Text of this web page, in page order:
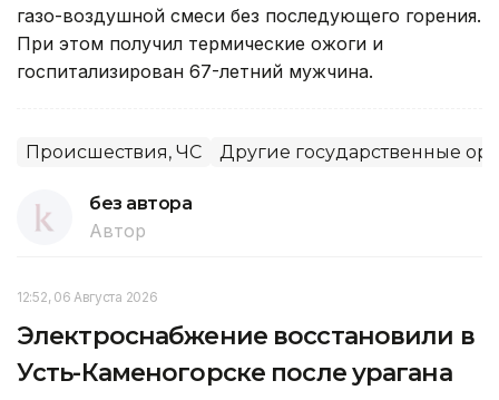
газо-воздушной смеси без последующего горения.
При этом получил термические ожоги и
госпитализирован 67-летний мужчина.
Происшествия, ЧС Другие государственные
без автора
Автор
12:52, 06 Августа 2026
Электроснабжение восстановили в
Усть-Каменогорске после урагана